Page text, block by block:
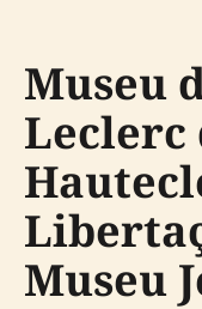
Museu
Leclerc
Museu